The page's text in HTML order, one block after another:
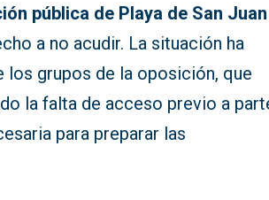
pública de Playa de San Juan
a no acudir. La situación ha
grupos de la oposición, que
la falta de acceso previo a
para preparar las